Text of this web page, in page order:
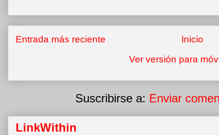
Entrada más reciente
Inicio
Ver versión para
Suscribirse a: Enviar
LinkWithin